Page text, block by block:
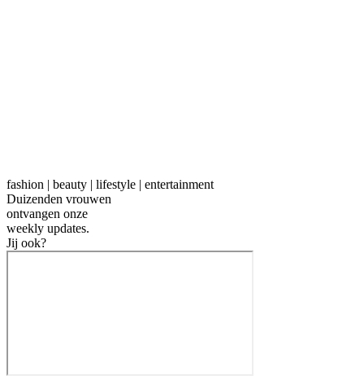
fashion | beauty | lifestyle | entertainment
Duizenden vrouwen
ontvangen onze
weekly updates.
Jij ook?